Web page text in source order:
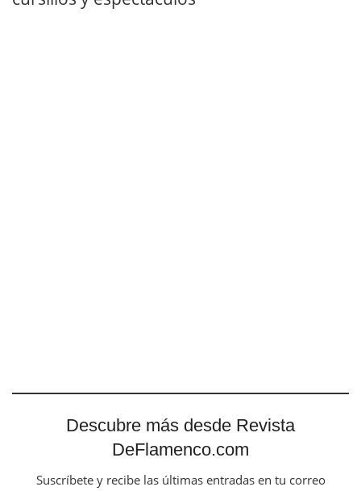
Descubre más desde Revista
DeFlamenco.com
Suscríbete y recibe las últimas entradas en tu correo